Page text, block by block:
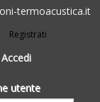
termoacustica.it
Registrati
Accedi
utente